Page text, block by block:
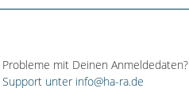
mit Deinen Anmeldedaten?
unter info@ha-ra.de